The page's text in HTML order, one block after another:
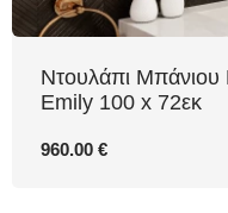
Ντουλάπι
Emily 100 x 72εκ
960.00 €